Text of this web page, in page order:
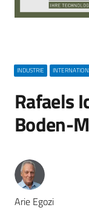
INDUSTRIE
Rafaels
Boden-
Arie Egozi